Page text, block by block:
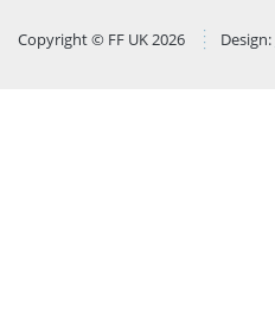
Copyright © FF UK 2026 Design: